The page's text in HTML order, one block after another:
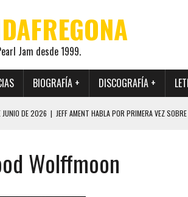
Jam desde 1999.
BIOGRAFÍA + DISCOGRAFÍA +
JUNIO DE 2026 | JEFF AMENT HABLA POR PRIMERA VEZ
EL ENCUENTRO ENTRE NEIL YOUNG Y PEARL JAM QUE MARCÓ
| PEARL JAM REAPARECEN EN OHANA 2026 EN MEDIO DE LA
Wolffmoon